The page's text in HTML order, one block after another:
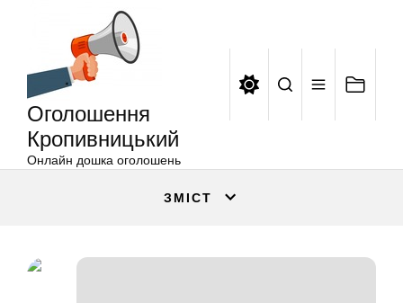
Оголошення
Кропивницький
Онлайн дошка оголошень
ЗМІСТ